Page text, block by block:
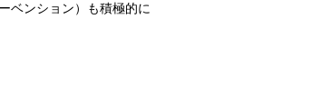
ベンション）も積極的に